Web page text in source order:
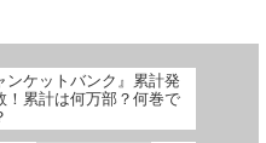
ンケットバンク』累計発
！累計は何万部？何巻で